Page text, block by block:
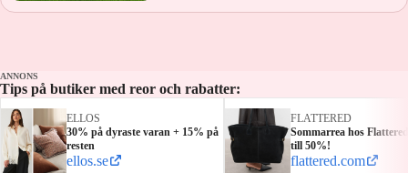
Makoto Asahara och Frida fagerlund
Kontakt: podcast@aftonbladet.se Ansvarig
utgivare: Lotta Folcker
ANNONS
Tips på butiker med reor och rabatter:
ELLOS
30% på dyraste varan + 15% på
resten
ellos.se
FLATTERED
Sommarrea hos
till 50%!
flattered.com